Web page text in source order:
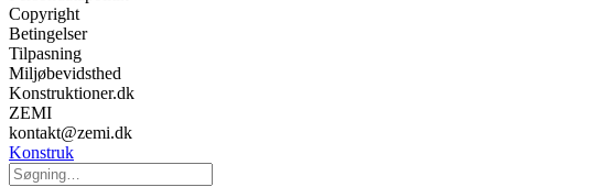
Copyright
Betingelser
Tilpasning
Miljøbevidsthed
Konstruktioner.dk
ZEMI
kontakt@zemi.dk
Konstruk